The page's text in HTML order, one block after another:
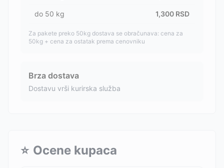
do 50 kg 1,300 RSD
Za pakete preko 50kg dostava se obračunava: cena za
50kg + cena za ostatak prema cenovniku
Brza dostava
Dostavu vrši kurirska služba
⭐ Ocene kupaca